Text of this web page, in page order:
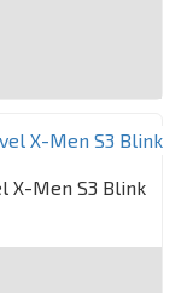
X-Men S3 Blink